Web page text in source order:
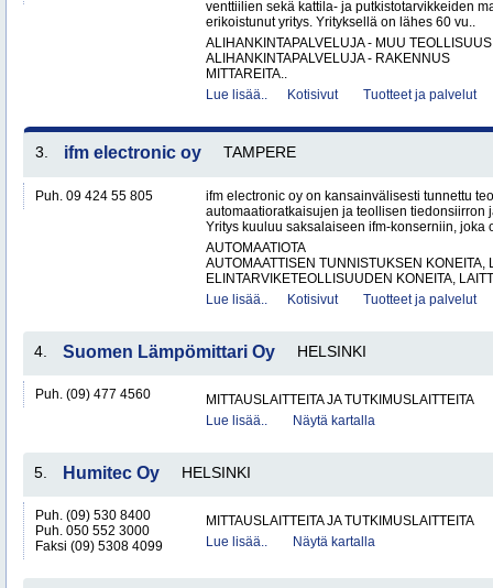
venttiilien sekä kattila- ja putkistotarvikkeiden
erikoistunut yritys. Yrityksellä on lähes 60 vu..
ALIHANKINTAPALVELUJA - MUU TEOLLISUUS
ALIHANKINTAPALVELUJA - RAKENNUS
MITTAREITA..
Lue lisää..
Kotisivut Tuotteet ja palvelut
3. ifm electronic oy TAMPERE
Puh. 09 424 55 805
ifm electronic oy on kansainvälisesti tunnettu
automaatioratkaisujen ja teollisen tiedonsiirron
Yritys kuuluu saksalaiseen ifm-konserniin, joka
AUTOMAATIOTA
AUTOMAATTISEN TUNNISTUKSEN KONEITA,
ELINTARVIKETEOLLISUUDEN KONEITA,
Lue lisää..
Kotisivut Tuotteet ja palvelut
4. Suomen Lämpömittari Oy HELSINKI
Puh. (09) 477 4560
MITTAUSLAITTEITA JA TUTKIMUSLAITTEITA
Lue lisää..
Näytä kartalla
5. Humitec Oy HELSINKI
Puh. (09) 530 8400
Puh. 050 552 3000
Faksi (09) 5308 4099
MITTAUSLAITTEITA JA TUTKIMUSLAITTEITA
Lue lisää..
Näytä kartalla